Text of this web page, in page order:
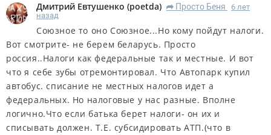
Дмитрий Евтушенко (poetda) R Просто Беня
6 лет
назад
Союзное то оно Союзное...Но кому пойдут налоги.
Вот смотрите- не берем беларусь. Просто
россия..Налоги как федеральные так и местные. И вот
что я себе зубы отремонтировал. Что Автопарк купил
автобус. списание не местных налогов идет а
федеральных. Но налоговые у нас разные. Вполне
логично.Что если батька берет налоги- он их и
списывать должен. Т.Е. субсидировать АТП.(что в